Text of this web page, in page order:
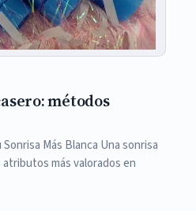
métodos
Más Blanca Una sonrisa
más valorados en